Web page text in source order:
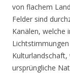
von flachem
Felder sind
Kanälen, welche
ursprüngliche